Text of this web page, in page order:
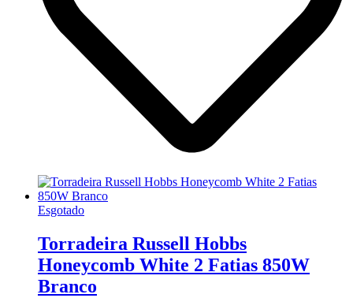
Esgotado
Torradeira Russell Hobbs
Honeycomb White 2 Fatias 850W
Branco